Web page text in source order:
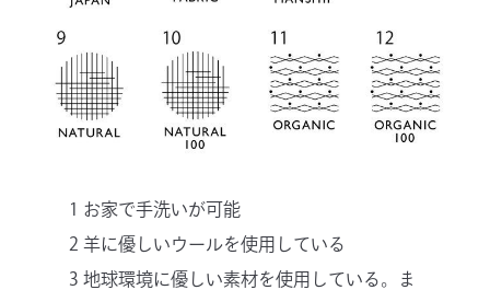
1 お家で手洗いが可能
2 羊に優しいウールを使用している
3 地球環境に優しい素材を使用している。ま